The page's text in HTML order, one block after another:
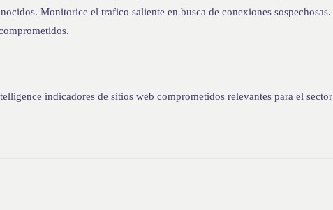
Monitorice el trafico saliente en busca de conexiones sospechosas.
indicadores de sitios web comprometidos relevantes para el sector